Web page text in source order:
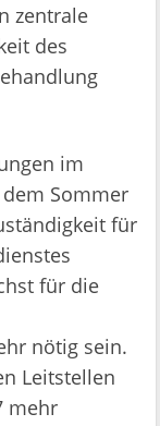
zentrale
des
im
Sommer
für
für die
nötig sein.
Leitstellen
mehr